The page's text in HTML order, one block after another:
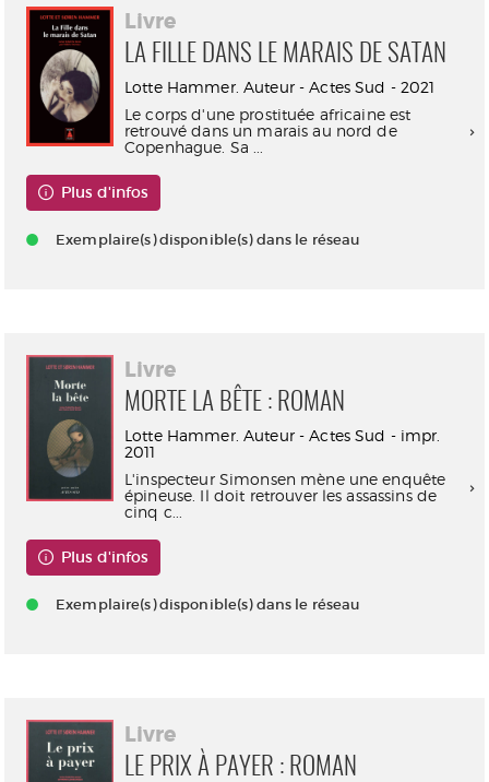
Livre
LA FILLE DANS LE MARAIS DE SATAN
Lotte Hammer. Auteur - Actes Sud - 2021
Le corps d'une prostituée africaine est
retrouvé dans un marais au nord de
Copenhague. Sa ...
Plus d'infos
Exemplaire(s) disponible(s) dans le réseau
Livre
MORTE LA BÊTE : ROMAN
Lotte Hammer. Auteur - Actes Sud - impr.
2011
L'inspecteur Simonsen mène une enquête
épineuse. Il doit retrouver les assassins de
cinq c...
Plus d'infos
Exemplaire(s) disponible(s) dans le réseau
Livre
LE PRIX À PAYER : ROMAN